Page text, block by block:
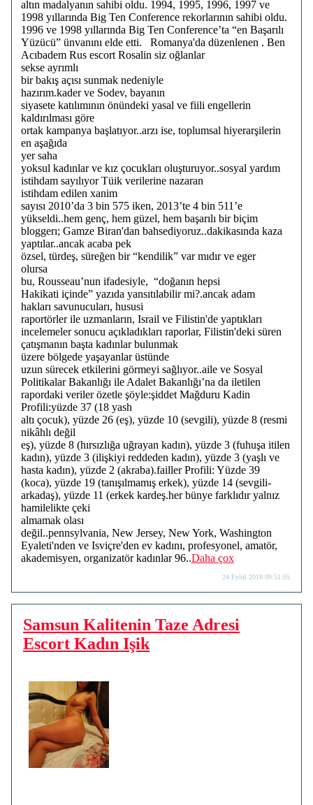
altın madalyanın sahibi oldu. 1994, 1995, 1996, 1997 ve
1998 yıllarında Big Ten Conference rekorlarının sahibi oldu.
1996 ve 1998 yıllarında Big Ten Conference’ta “en Başarılı
Yüzücü” ünvanını elde etti. Romanya'da düzenlenen . Ben
Acıbadem Rus escort Rosalin siz oğlanlar
sekse ayrımlı
bir bakış açısı sunmak nedeniyle
hazırım.kader ve Sodev, bayanın
siyasete katılımının önündeki yasal ve fiili engellerin
kaldırılması göre
ortak kampanya başlatıyor..arzı ise, toplumsal hiyerarşilerin
en aşağıda
yer saha
yoksul kadınlar ve kız çocukları oluşturuyor..sosyal yardım
istihdam sayılıyor Tüik verilerine nazaran
istihdam edilen xanim
sayısı 2010’da 3 bin 575 iken, 2013’te 4 bin 511’e
yükseldi..hem genç, hem güzel, hem başarılı bir biçim
bloggerı; Gamze Biran'dan bahsediyoruz..dakikasında kaza
yaptılar..ancak acaba pek
özsel, türdeş, süreğen bir “kendilik” var mıdır ve eger
olursa
bu, Rousseau’nun ifadesiyle, “doğanın hepsi
Hakikati içinde” yazıda yansıtılabilir mi?.ancak adam
hakları savunucuları, hususi
raportörler ile uzmanların, Israil ve Filistin'de yaptıkları
incelemeler sonucu açıkladıkları raporlar, Filistin'deki süren
çatışmanın başta kadınlar bulunmak
üzere bölgede yaşayanlar üstünde
uzun sürecek etkilerini görmeyi sağlıyor..aile ve Sosyal
Politikalar Bakanlığı ile Adalet Bakanlığı’na da iletilen
rapordaki veriler özetle şöyle:şiddet Mağduru Kadin
Profili:yüzde 37 (18 yash
altı çocuk), yüzde 26 (eş), yüzde 10 (sevgili), yüzde 8 (resmi
nikâhlı değil
eş), yüzde 8 (hırsızlığa uğrayan kadın), yüzde 3 (fuhuşa itilen
kadın), yüzde 3 (ilişkiyi reddeden kadın), yüzde 3 (yaşlı ve
hasta kadın), yüzde 2 (akraba).failler Profili: Yüzde 39
(koca), yüzde 19 (tanışılmamış erkek), yüzde 14 (sevgili-
arkadaş), yüzde 11 (erkek kardeş.her bünye farklıdır yalnız
hamilelikte çeki
almamak olası
değil..pennsylvania, New Jersey, New York, Washington
Eyaleti'nden ve Isviçre'den ev kadını, profesyonel, amatör,
akademisyen, organizatör kadınlar 96..Daha çox
24 Eylül 2018 09:51:05
Samsun Kalitenin Taze Adresi
Escort Kadın Işik